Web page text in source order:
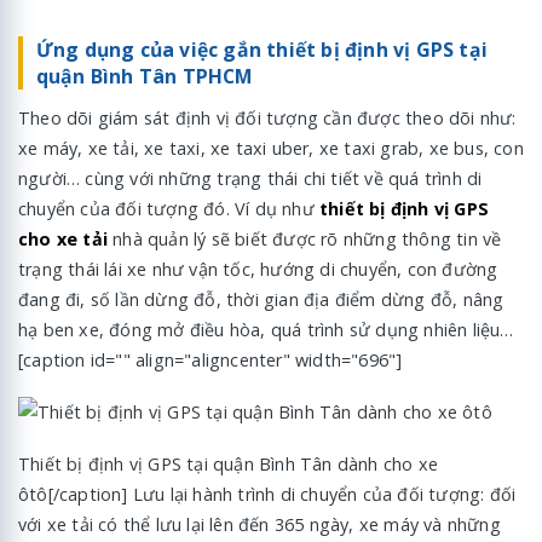
Ứng dụng của việc gắn thiết bị định vị GPS tại
quận Bình Tân TPHCM
Theo dõi giám sát định vị đối tượng cần được theo dõi như:
xe máy, xe tải, xe taxi, xe taxi uber, xe taxi grab, xe bus, con
người… cùng với những trạng thái chi tiết về quá trình di
chuyển của đối tượng đó. Ví dụ như thiết bị định vị GPS
cho xe tải nhà quản lý sẽ biết được rõ những thông tin về
trạng thái lái xe như vận tốc, hướng di chuyển, con đường
đang đi, số lần dừng đỗ, thời gian địa điểm dừng đỗ, nâng
hạ ben xe, đóng mở điều hòa, quá trình sử dụng nhiên liệu…
[caption id="" align="aligncenter" width="696"]
Thiết bị định vị GPS tại quận Bình Tân dành cho xe
ôtô[/caption] Lưu lại hành trình di chuyển của đối tượng: đối
với xe tải có thể lưu lại lên đến 365 ngày, xe máy và những